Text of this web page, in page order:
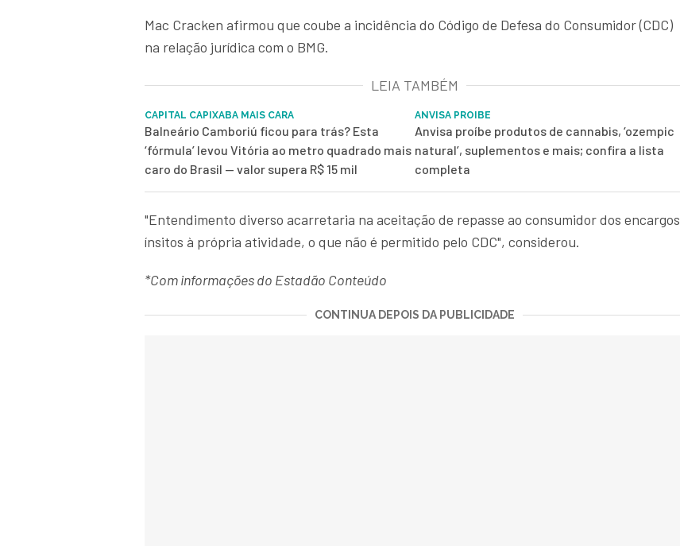
Mac Cracken afirmou que coube a incidência do Código de Defesa do Consumidor (CDC)
na relação jurídica com o BMG.
LEIA TAMBÉM
CAPITAL CAPIXABA MAIS CARA
Balneário Camboriú ficou para trás? Esta
‘fórmula’ levou Vitória ao metro quadrado mais
caro do Brasil — valor supera R$ 15 mil
ANVISA PROIBE
Anvisa proíbe produtos de cannabis, ‘ozempic
natural’, suplementos e mais; confira a lista
completa
"Entendimento diverso acarretaria na aceitação de repasse ao consumidor dos encargos
ínsitos à própria atividade, o que não é permitido pelo CDC", considerou.
*Com informações do Estadão Conteúdo
CONTINUA DEPOIS DA PUBLICIDADE